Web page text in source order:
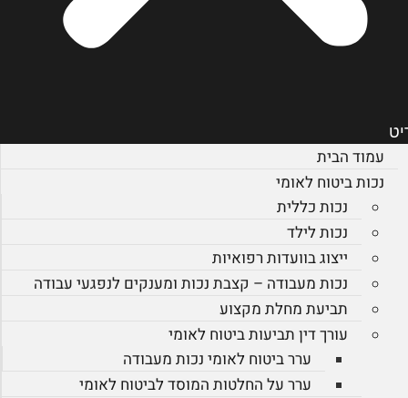
עמוד הבית
נכות ביטוח לאומי
נכות כללית
נכות לילד
ייצוג בוועדות רפואיות
נכות מעבודה – קצבת נכות ומענקים לנפגעי עבודה
תביעת מחלת מקצוע
עורך דין תביעות ביטוח לאומי
ערר ביטוח לאומי נכות מעבודה
ערר על החלטות המוסד לביטוח לאומי